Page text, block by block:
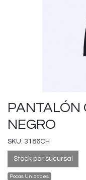
PANTALÓN
NEGRO
SKU: 3186CH
Stock por sucursal
Pocas Unidades.